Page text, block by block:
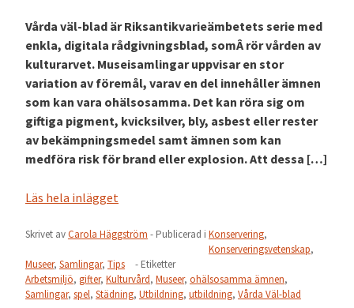
Vårda väl-blad är Riksantikvarieämbetets serie med
enkla, digitala rådgivningsblad, somÂ rör vården av
kulturarvet. Museisamlingar uppvisar en stor
variation av föremål, varav en del innehåller ämnen
som kan vara ohälsosamma. Det kan röra sig om
giftiga pigment, kvicksilver, bly, asbest eller rester
av bekämpningsmedel samt ämnen som kan
medföra risk för brand eller explosion. Att dessa […]
Läs hela inlägget
Skrivet avCarola Häggström - Publicerad i Konservering,
Konserveringsvetenskap,
Museer, Samlingar, Tips
- Etiketter
Arbetsmiljö, gifter, Kulturvård, Museer, ohälsosamma ämnen,
Samlingar, spel, Städning, Utbildning, utbildning, Vårda Väl-blad